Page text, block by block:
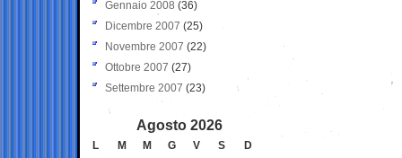
Gennaio 2008 (36)
Dicembre 2007 (25)
Novembre 2007 (22)
Ottobre 2007 (27)
Settembre 2007 (23)
Agosto 2026
L M M G V S
D